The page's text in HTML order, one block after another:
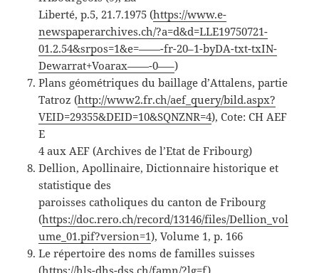
Liberté, p.5, 21.7.1975 (https://www.e-
newspaperarchives.ch/?a=d&d=LLE19750721-
01.2.54&srpos=1&e=——-fr-20–1-byDA-txt-txIN-
Dewarrat+Voarax——-0—–)
Plans géométriques du baillage d’Attalens, partie
Tatroz (http://www2.fr.ch/aef_query/bild.aspx?
VEID=29355&DEID=10&SQNZNR=4), Cote: CH AEF
E
4 aux AEF (Archives de l’Etat de Fribourg)
Dellion, Apollinaire, Dictionnaire historique et
statistique des
paroisses catholiques du canton de Fribourg
(https://doc.rero.ch/record/13146/files/Dellion_vol
ume_01.pif?version=1), Volume 1, p. 166
Le répertoire des noms de familles suisses
(https://hls-dhs-dss.ch/famn/?lg=f)